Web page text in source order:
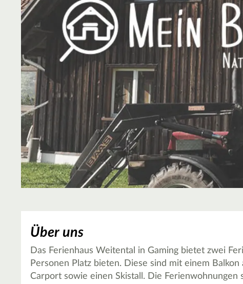
Über uns
Das Ferienhaus Weitental in Gaming bietet zwei
Personen Platz bieten. Diese sind mit einem
Carport sowie einen Skistall. Die